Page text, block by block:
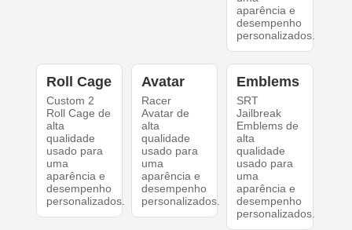
aparência e
desempenho
personalizados.
Roll Cage
Custom 2
Roll Cage de
alta
qualidade
usado para
uma
aparência e
desempenho
personalizados.
Avatar
Racer
Avatar de
alta
qualidade
usado para
uma
aparência e
desempenho
personalizados.
Emblems
SRT
Jailbreak
Emblems de
alta
qualidade
usado para
uma
aparência e
desempenho
personalizados.